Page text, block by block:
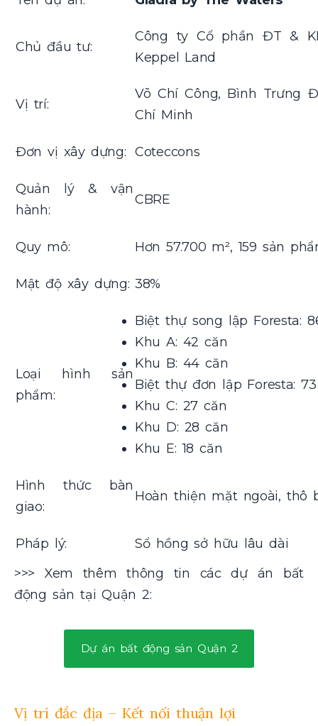
Chủ đầu tư:
Công ty Cổ phần ĐT &
Keppel Land
Vị trí:
Võ Chí Công, Bình Trưng
Chí Minh
Đơn vị xây dựng: Coteccons
Quản lý & vận
hành:
CBRE
Quy mô: Hơn 57.700 m², 159 sản
Mật độ xây dựng: 38%
Loại hình sản
phẩm:
Biệt thự song lập Foresta:
Khu A: 42 căn
Khu B: 44 căn
Biệt thự đơn lập Foresta:
Khu C: 27 căn
Khu D: 28 căn
Khu E: 18 căn
Hình thức bàn
giao:
Hoàn thiện mặt ngoài, thô
Pháp lý:
Sổ hồng sở hữu lâu dài
>>> Xem thêm thông tin các dự án bất
động sản tại Quận 2:
Dự án bất động sản Quận 2
Vị trí đắc địa – Kết nối thuận lợi